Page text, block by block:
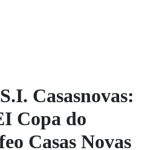
Casasnovas:
Copa do
Casas Novas